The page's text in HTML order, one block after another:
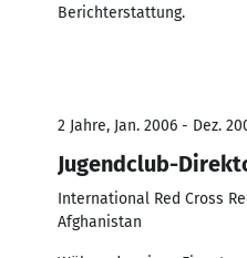
Berichterstattung.
2 Jahre, Jan. 2006 - Dez.
Jugendclub-
International Red Cross
Afghanistan